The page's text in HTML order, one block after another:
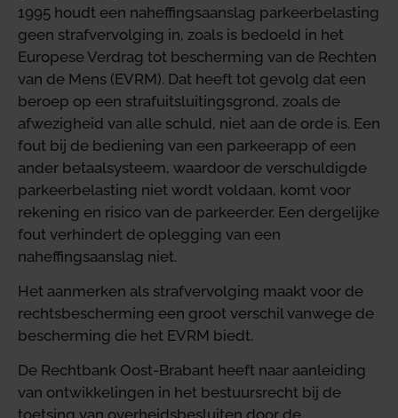
1995 houdt een naheffingsaanslag parkeerbelasting
geen strafvervolging in, zoals is bedoeld in het
Europese Verdrag tot bescherming van de Rechten
van de Mens (EVRM). Dat heeft tot gevolg dat een
beroep op een strafuitsluitingsgrond, zoals de
afwezigheid van alle schuld, niet aan de orde is. Een
fout bij de bediening van een parkeerapp of een
ander betaalsysteem, waardoor de verschuldigde
parkeerbelasting niet wordt voldaan, komt voor
rekening en risico van de parkeerder. Een dergelijke
fout verhindert de oplegging van een
naheffingsaanslag niet.
Het aanmerken als strafvervolging maakt voor de
rechtsbescherming een groot verschil vanwege de
bescherming die het EVRM biedt.
De Rechtbank Oost-Brabant heeft naar aanleiding
van ontwikkelingen in het bestuursrecht bij de